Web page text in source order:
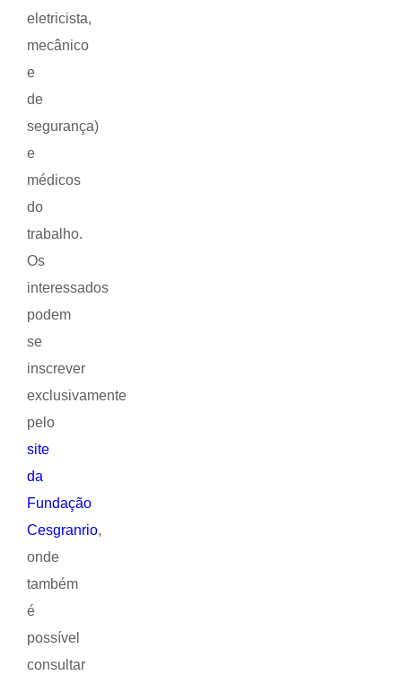
eletricista,
mecânico
e
de
segurança)
e
médicos
do
trabalho.
Os
interessados
podem
se
inscrever
exclusivamente
pelo
site
da
Fundação
Cesgranrio,
onde
também
é
possível
consultar